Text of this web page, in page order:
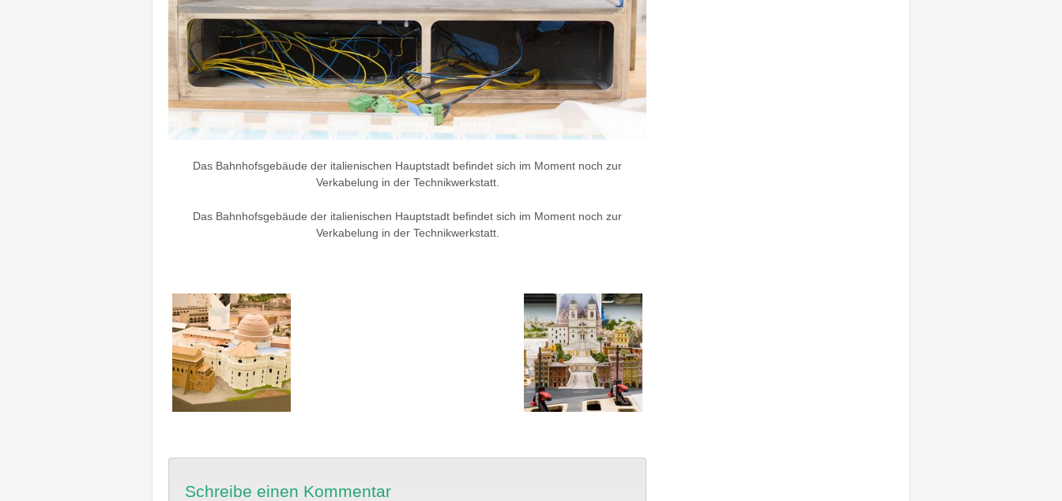
Das Bahnhofsgebäude der italienischen Hauptstadt befindet sich im Moment noch zur
Verkabelung in der Technikwerkstatt.
Das Bahnhofsgebäude der italienischen Hauptstadt befindet sich im Moment noch zur
Verkabelung in der Technikwerkstatt.
Schreibe einen Kommentar